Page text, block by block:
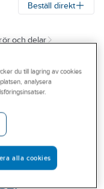
Beställ direkt
och delar
90°,
in- och
Int nr
du till lagring av cookies
analysera
alla cookies